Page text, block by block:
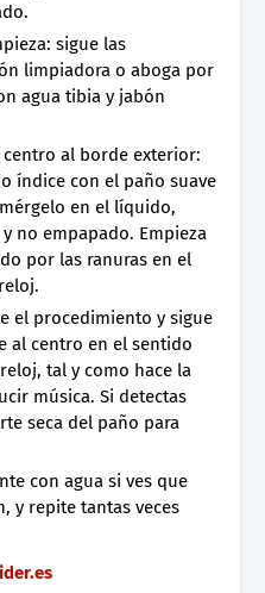
sigue las
limpiadora o aboga por
agua tibia y jabón
al borde exterior:
índice con el paño suave
en el líquido,
no empapado. Empieza
por las ranuras en el
el procedimiento y sigue
al centro en el sentido
tal y como hace la
música. Si detectas
seca del paño para
con agua si ves que
y repite tantas veces